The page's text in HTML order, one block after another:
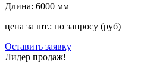
Длина: 6000 мм
цена за шт.: по запросу (руб)
Оставить заявку
Лидер продаж!